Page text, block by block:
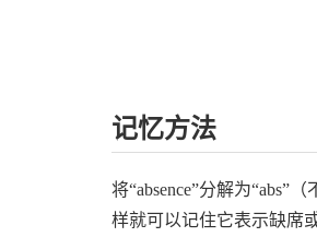
记忆方法
将“absence”分解为“abs”
样就可以记住它表示缺席